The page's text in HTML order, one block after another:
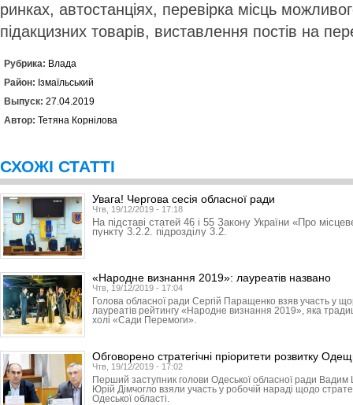
ринках, автостанціях, перевірка місць
підакцизних товарів, виставлення постів на
Рубрика: Влада
Район: Ізмаїльський
Выпуск: 27.04.2019
Автор: Тетяна Корнілова
СХОЖІ СТАТТІ
Увага! Чергова сесія обласної ради
Чтв, 19/12/2019 - 17:18
На підставі статей 46 і 55 Закону України «Про
пункту 3.2.2. підрозділу 3.2.
«Народне визнання 2019»: лауреатів названо
Чтв, 19/12/2019 - 17:04
Голова обласної ради Сергій Паращенко взяв участь у
лауреатів рейтингу «Народне визнання 2019», яка
холі «Сади Перемоги».
Обговорено стратегічні пріоритети розвитку
Чтв, 19/12/2019 - 17:02
Перший заступник голови Одеської обласної ради Вадим
Юрій Дімчогло взяли участь у робочій нараді щодо
Одеської області.